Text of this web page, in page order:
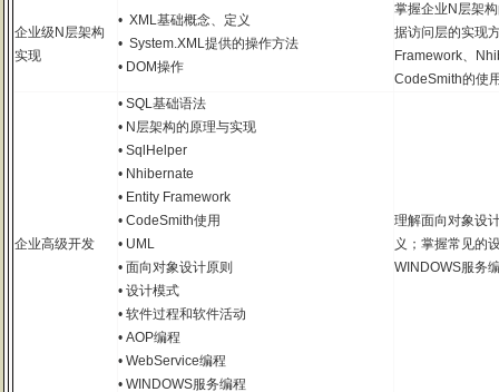
企业级N层架构
实现
• XML基础概念、定义
• System.XML提供的操作方法
• DOM操作
掌握企业N层架
据访问层的实现
Framework、
CodeSmith的使
企业高级开发
• SQL基础语法
• N层架构的原理与实现
• SqlHelper
• Nhibernate
• Entity Framework
• CodeSmith使用
• UML
• 面向对象设计原则
• 设计模式
• 软件过程和软件活动
• AOP编程
• WebService编程
• WINDOWS服务编程
理解面向对象设
义；掌握常见的
WINDOWS服务